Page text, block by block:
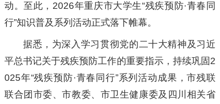
动。至此，2026年重庆市大学生“残疾预防·青春同
行”知识普及系列活动正式落下帷幕。
据悉，为深入学习贯彻党的二十大精神及习近
平总书记关于残疾预防工作的重要指示，持续巩固2
025年“残疾预防·青春同行”系列活动成果，市残联
联合团市委、市教委、市卫生健康委及四川相关省